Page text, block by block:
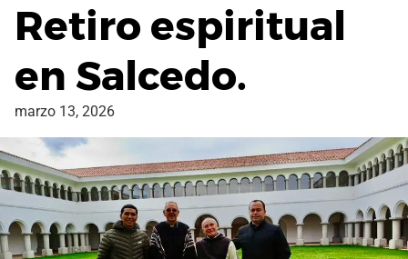
Retiro espiritual
en Salcedo.
marzo 13, 2026